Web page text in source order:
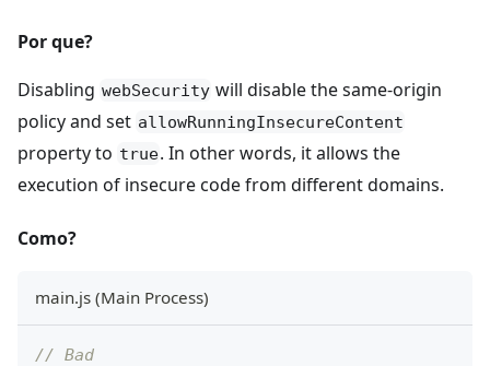
Por que?
Disabling webSecurity will disable the same-origin
policy and set allowRunningInsecureContent
property to true. In other words, it allows the
execution of insecure code from different domains.
Como?
main.js (Main Process)
// Bad